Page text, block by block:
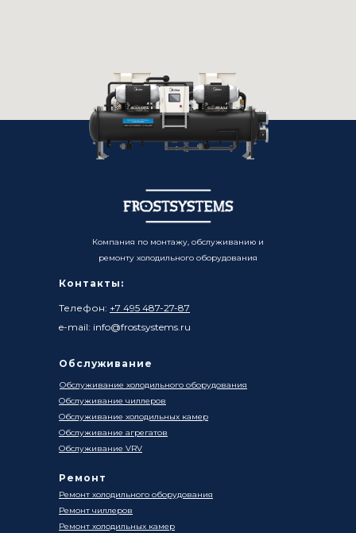
Контакты:
Телефон: +7 495 487-27-87
e-mail: info@frostsystems.ru
Ремонт
Компания по монтажу, обслуживанию и
ремонту холодильного оборудования
Ремонт холодильного оборудования
Ремонт чиллеров
Ремонт холодильных камер
Обслуживание
Обслуживание холодильного оборудования
Обслуживание чиллеров
Обслуживание холодильных камер
Обслуживание агрегатов
Обслуживание VRV